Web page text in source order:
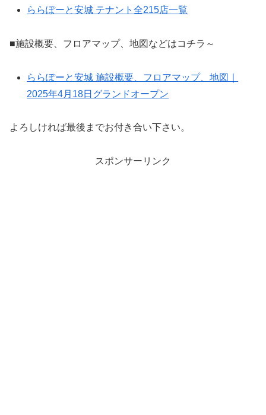
ららぽーと安城 テナント全215店一覧
■施設概要、フロアマップ、地図などはコチラ～
ららぽーと安城 施設概要、フロアマップ、地図｜
2025年4月18日グランドオープン
よろしければ最後までお付き合い下さい。
スポンサーリンク